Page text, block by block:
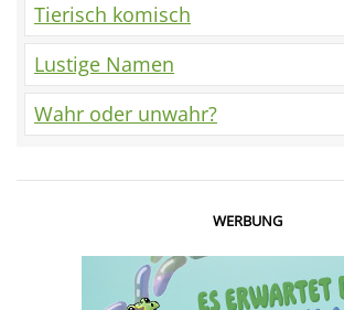
Tierisch komisch
Lustige Namen
Wahr oder unwahr?
WERBUNG